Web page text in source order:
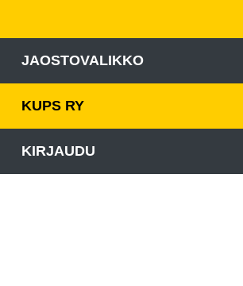
JAOSTOVALIKKO
KUPS RY
KIRJAUDU